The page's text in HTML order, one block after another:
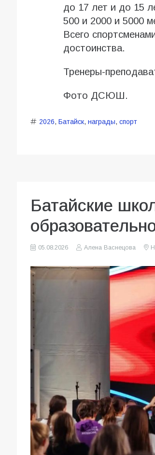
до 17 лет и до 15
500 и 2000 и 5000
Всего
достоинства.
Тренеры-
Фото ДСЮШ.
2026, Батайск, награды, спорт
Батайские
05.08.2026 Алена Васнецова